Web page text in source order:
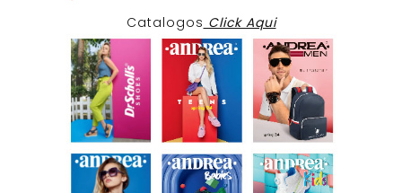
Catalogos Click Aqui